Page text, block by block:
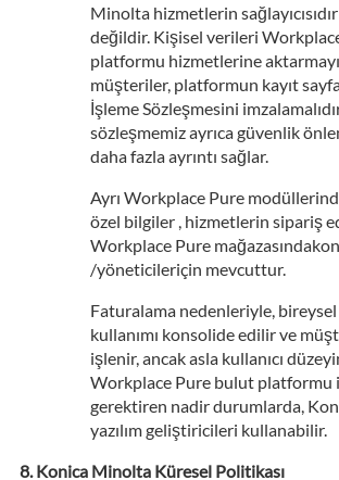
Minolta hizmetlerin
değildir. Kişisel verileri
platformu hizmetlerine
müşteriler, platformun kayıt
İşleme Sözleşmesini
sözleşmemiz ayrıca güvenlik
daha fazla ayrıntı sağlar.
Ayrı Workplace Pure
özel bilgiler , hizmetlerin sipariş
Workplace Pure
/yöneticileriçin mevcuttur.
Faturalama nedenleriyle,
kullanımı konsolide edilir ve
işlenir, ancak asla kullanıcı
Workplace Pure bulut platformu
gerektiren nadir durumlarda,
yazılım geliştiricileri kullanabilir.
Konica Minolta Küresel Politikası